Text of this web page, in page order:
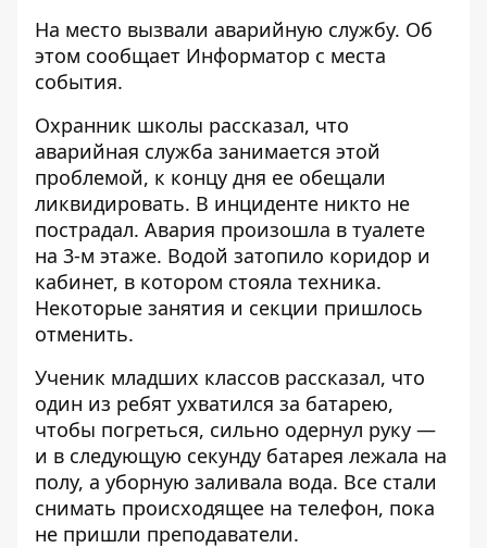
На место вызвали аварийную службу. Об
этом сообщает Информатор с места
события.
Охранник школы рассказал, что
аварийная служба занимается этой
проблемой, к концу дня ее обещали
ликвидировать. В инциденте никто не
пострадал. Авария произошла в туалете
на 3-м этаже. Водой затопило коридор и
кабинет, в котором стояла техника.
Некоторые занятия и секции пришлось
отменить.
Ученик младших классов рассказал, что
один из ребят ухватился за батарею,
чтобы погреться, сильно одернул руку —
и в следующую секунду батарея лежала на
полу, а уборную заливала вода. Все стали
снимать происходящее на телефон, пока
не пришли преподаватели.